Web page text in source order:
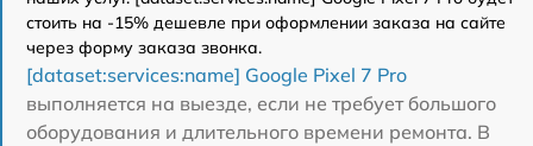
стоить на -15% дешевле при оформлении заказа на сайте
через форму заказа звонка.
[dataset:services:name] Google Pixel 7 Pro
выполняется на выезде, если не требует большого
оборудования и длительного времени ремонта. В